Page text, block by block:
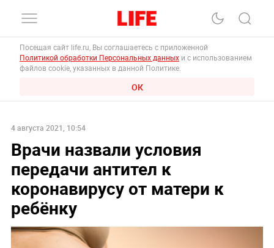
Посещая сайт life.ru, Вы соглашаетесь с приложенной
Политикой обработки Персональных данных и с использованием
файлов cookie, указанных в данной Политике.
ОК
4 августа 2021, 10:54
Врачи назвали условия
передачи антител к
коронавирусу от матери к
ребёнку